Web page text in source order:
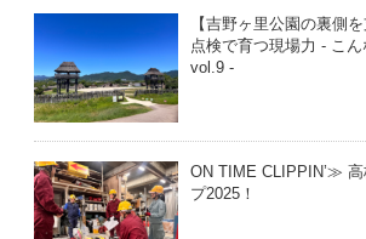
【吉野ヶ里公園の裏側
点検で育つ現場力 - こ
vol.9 -
ON TIME CLIPPIN’≫
プ2025！